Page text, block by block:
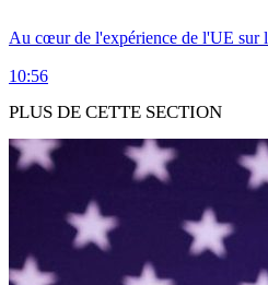
Au cœur de l'expérience de l'UE sur
10:56
PLUS DE CETTE SECTION